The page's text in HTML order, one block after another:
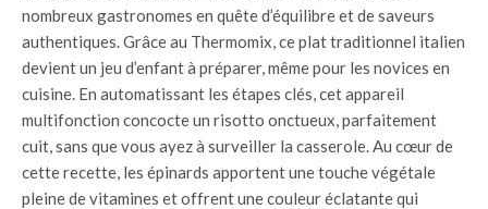
nombreux gastronomes en quête d’équilibre et de saveurs
authentiques. Grâce au Thermomix, ce plat traditionnel italien
devient un jeu d’enfant à préparer, même pour les novices en
cuisine. En automatissant les étapes clés, cet appareil
multifonction concocte un risotto onctueux, parfaitement
cuit, sans que vous ayez à surveiller la casserole. Au cœur de
cette recette, les épinards apportent une touche végétale
pleine de vitamines et offrent une couleur éclatante qui